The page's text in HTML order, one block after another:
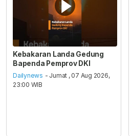
Kebakaran Landa Gedung
Bapenda Pemprov DKI
Dailynews - Jumat , 07 Aug 2026,
23:00 WIB